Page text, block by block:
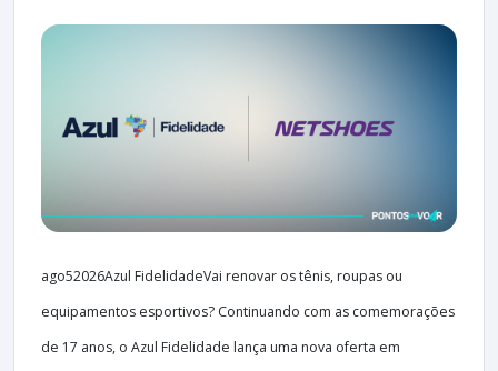
ago52026Azul FidelidadeVai renovar os tênis, roupas ou
equipamentos esportivos? Continuando com as comemorações
de 17 anos, o Azul Fidelidade lança uma nova oferta em